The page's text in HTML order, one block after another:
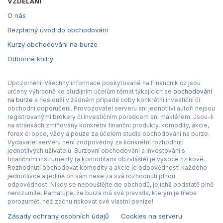
O nás
Bezplatný úvod do obchodování
Kurzy obchodování na burze
Odborné knihy
Upozornění: Všechny informace poskytované na Financnik.cz jsou
určeny výhradně ke studijním účelům témat týkajících se obchodování
na burze a neslouží v žádném případě coby konkrétní investiční či
obchodní doporučení. Provozovatel serveru ani jednotliví autoři nejsou
registrovanými brokery či investičním poradcem ani makléřem. Jsou-li
na stránkách zmiňovány konkrétní finanční produkty, komodity, akcie,
forex či opce, vždy a pouze za účelem studia obchodování na burze.
Vydavatel serveru není zodpovědný za konkrétní rozhodnutí
jednotlivých uživatelů. Burzovní obchodování a investování s
finančními instrumenty (a komoditami obzvláště) je vysoce rizikové.
Rozhodnutí obchodovat komodity a akcie je odpovědností každého
jednotlivce a jedině on sám nese za svá rozhodnutí plnou
odpovědnost. Nikdy se nepouštějte do obchodů, jejichž podstatě plně
nerozumíte. Pamatujte, že burza má svá pravidla, kterým je třeba
porozumět, než začnu riskovat své vlastní peníze!
Zásady ochrany osobních údajů
Cookies na serveru